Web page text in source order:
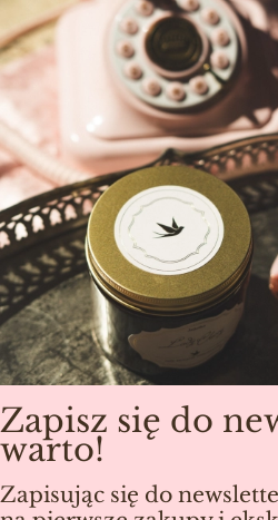
Zapisz się do
warto!
Zapisując się do